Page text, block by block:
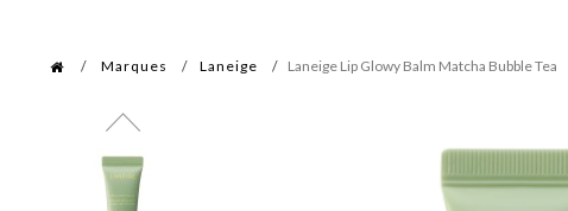
Marques Laneige Laneige Lip Glowy Balm Matcha Bubble Tea